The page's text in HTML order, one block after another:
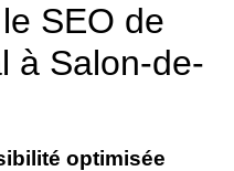
SEO de
à Salon-de-
optimisée